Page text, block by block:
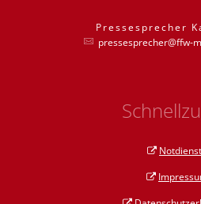
Pressesprecher
pressesprecher@ffw-